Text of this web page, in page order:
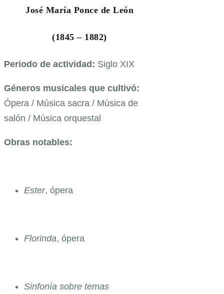
José María Ponce de León
(1845 – 1882)
Periodo de actividad: Siglo XIX
Géneros musicales que cultivó:
Ópera / Música sacra / Música de
salón / Música orquestal
Obras notables:
Ester, ópera
Florinda, ópera
Sinfonía sobre temas